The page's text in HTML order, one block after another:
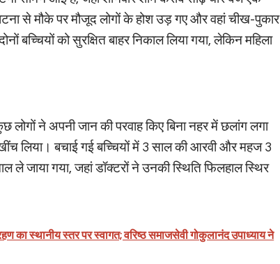
से मौके पर मौजूद लोगों के होश उड़ गए और वहां चीख-पुकार
को सुरक्षित बाहर निकाल लिया गया, लेकिन महिला
लोगों ने अपनी जान की परवाह किए बिना नहर में छलांग लगा
लिया। बचाई गई बच्चियों में 3 साल की आरवी और महज 3
ले जाया गया, जहां डॉक्टरों ने उनकी स्थिति फिलहाल स्थिर
का स्थानीय स्तर पर स्वागत; वरिष्ठ समाजसेवी गोकुलानंद उपाध्याय ने